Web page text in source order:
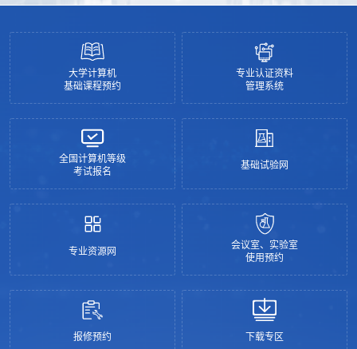
大学计算机
基础课程预约
专业认证资料
管理系统
全国计算机等级
考试报名
基础试验网
专业资源网
会议室、实验室
使用预约
报修预约 下载专区